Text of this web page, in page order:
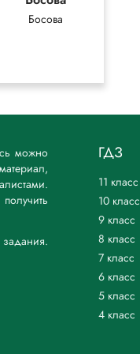
Босова
можно
ГДЗ
11 класс
10 класс
9 класс
8 класс
7 класс
6 класс
5 класс
4 класс